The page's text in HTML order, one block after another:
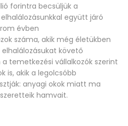
forintra becsüljük a
együtt járó
évben
száma, akik még életükben
követő
temetkezési vállalkozók szerint
is, akik a legolcsóbb
anyagi okok miatt ma
hamvait.